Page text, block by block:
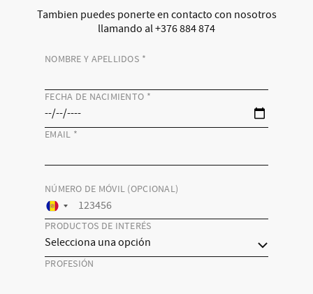
Tambien puedes ponerte en contacto con nosotros
llamando al +376 884 874
NOMBRE Y APELLIDOS *
FECHA DE NACIMIENTO *
EMAIL *
NÚMERO DE MÓVIL (OPCIONAL)
PRODUCTOS DE INTERÉS
PROFESIÓN